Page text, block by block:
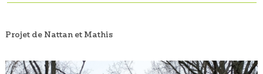
Projet de Nattan et Mathis